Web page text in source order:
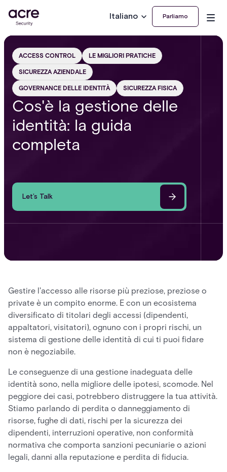
Italiano Parliamo
ACCESS CONTROL LE MIGLIORI PRATICHE
SICUREZZA AZIENDALE
GOVERNANCE DELLE IDENTITÀ SICUREZZA FISICA
Cos'è la gestione delle
identità: la guida
completa
Let’s Talk
Gestire l'accesso alle risorse più preziose, preziose o
private è un compito enorme. E con un ecosistema
diversificato di titolari degli accessi (dipendenti,
appaltatori, visitatori), ognuno con i propri rischi, un
sistema di gestione delle identità di cui ti puoi fidare
non è negoziabile.
Le conseguenze di una gestione inadeguata delle
identità sono, nella migliore delle ipotesi, scomode. Nel
peggiore dei casi, potrebbero distruggere la tua attività.
Stiamo parlando di perdita o danneggiamento di
risorse, fughe di dati, rischi per la sicurezza dei
dipendenti, interruzioni operative, non conformità
normativa che comporta sanzioni pecuniarie o azioni
legali, danni alla reputazione e perdita di fiducia.